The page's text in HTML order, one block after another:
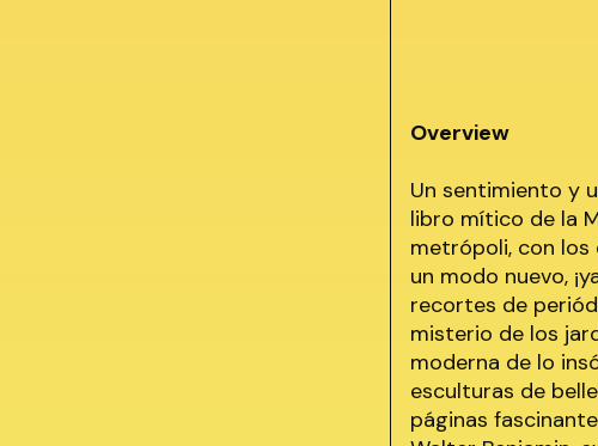
Overview
Un sentimiento y
libro mítico de la
metrópoli, con los
un modo nuevo,
recortes de
misterio de los
moderna de lo
esculturas de
páginas